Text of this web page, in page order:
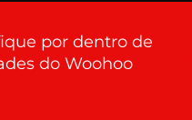
por dentro de
do Woohoo